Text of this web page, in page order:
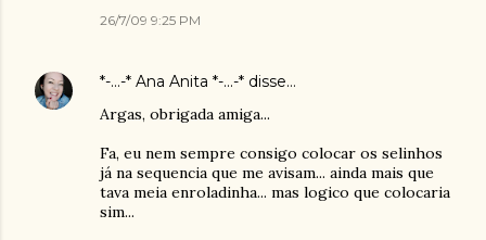
26/7/09 9:25 PM
*-...-* Ana Anita *-...-* disse…
Argas, obrigada amiga...
Fa, eu nem sempre consigo colocar os selinhos
já na sequencia que me avisam... ainda mais que
tava meia enroladinha... mas logico que colocaria
sim...